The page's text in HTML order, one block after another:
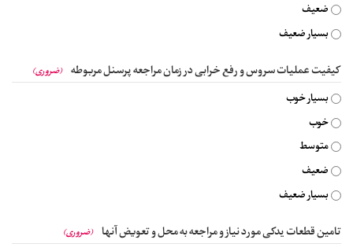
ضعیف
بسیار ضعیف
کیفیت عملیات سروس و رفع خرابی در زمان مراجعه پرسنل مربوطه (ضروری)
بسیار خوب
خوب
متوسط
ضعیف
بسیار ضعیف
تامین قطعات یدکی مورد نیاز و مراجعه به محل و تعویض آنها (ضروری)